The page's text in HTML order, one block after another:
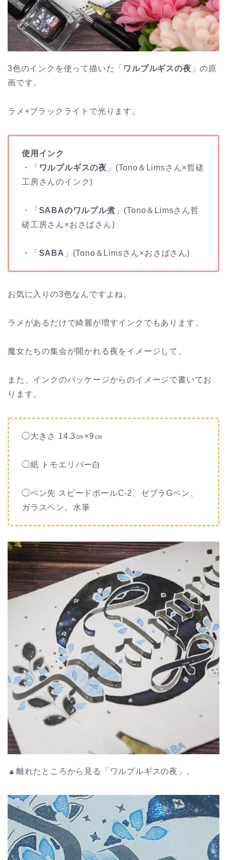
3色のインクを使って描いた「 ワルプルギスの夜 」の原
画です。
ラメ+ブラックライトで光ります。
使用インク
・「 ワルプルギスの夜 」(Tono＆Limsさん×哲磋
工房さんのインク)
・「 SABAのワルプル煮 」(Tono＆Limsさん哲
磋工房さん×おさばさん)
・「 SABA 」(Tono＆Limsさん×おさばさん)
お気に入りの3色なんですよね。
ラメがあるだけで綺麗が増すインクでもあります。
魔女たちの集会が開かれる夜をイメージして。
また、インクのパッケージからのイメージで書いてお
ります。
◯大きさ 14.3㎝×9㎝
◯紙 トモエリバー白
◯ペン先 スピードボールC-2、ゼブラGペン、
ガラスペン、水筆
▲離れたところから見る「ワルプルギスの夜」。